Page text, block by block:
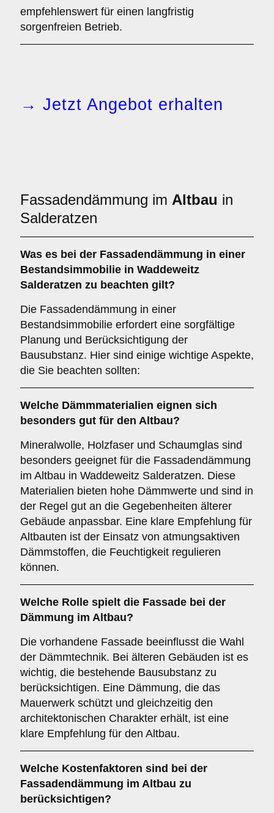
empfehlenswert für einen langfristig
sorgenfreien Betrieb.
→ Jetzt Angebot erhalten
Fassadendämmung im Altbau in
Salderatzen
Was es bei der Fassadendämmung in einer
Bestandsimmobilie in Waddeweitz
Salderatzen zu beachten gilt?
Die Fassadendämmung in einer
Bestandsimmobilie erfordert eine sorgfältige
Planung und Berücksichtigung der
Bausubstanz. Hier sind einige wichtige Aspekte,
die Sie beachten sollten:
Welche Dämmmaterialien eignen sich
besonders gut für den Altbau?
Mineralwolle, Holzfaser und Schaumglas sind
besonders geeignet für die Fassadendämmung
im Altbau in Waddeweitz Salderatzen. Diese
Materialien bieten hohe Dämmwerte und sind in
der Regel gut an die Gegebenheiten älterer
Gebäude anpassbar. Eine klare Empfehlung für
Altbauten ist der Einsatz von atmungsaktiven
Dämmstoffen, die Feuchtigkeit regulieren
können.
Welche Rolle spielt die Fassade bei der
Dämmung im Altbau?
Die vorhandene Fassade beeinflusst die Wahl
der Dämmtechnik. Bei älteren Gebäuden ist es
wichtig, die bestehende Bausubstanz zu
berücksichtigen. Eine Dämmung, die das
Mauerwerk schützt und gleichzeitig den
architektonischen Charakter erhält, ist eine
klare Empfehlung für den Altbau.
Welche Kostenfaktoren sind bei der
Fassadendämmung im Altbau zu
berücksichtigen?